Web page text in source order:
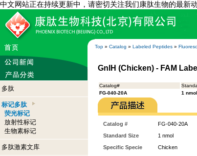
中文网站正在持续更新中，请密切关注我们康肽生物的最新
Top » Catalog » Labeled Peptides »
多肽
标记多肽
荧光标记
放射性标记
生物素标记
多肽激素文库
GnIH (Chicken) - FAM
Catalog#
FG-040-20A
1 nmol
Catalog #
FG-040-20A
Standard Size
1 nmol
Specific Specie
Chicken